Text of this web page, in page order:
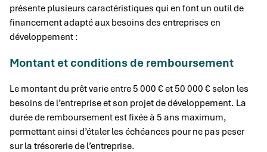
présente plusieurs caractéristiques qui en font un outil de
financement adapté aux besoins des entreprises en
développement :
Montant et conditions de remboursement
Le montant du prêt varie entre 5 000 € et 50 000 € selon les
besoins de l’entreprise et son projet de développement. La
durée de remboursement est fixée à 5 ans maximum,
permettant ainsi d’étaler les échéances pour ne pas peser
sur la trésorerie de l’entreprise.